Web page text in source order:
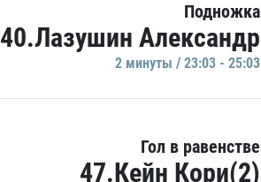
Подножка
40.Лазушин Александр
2 минуты / 23:03 - 25:03
Гол в равенстве
47.Кейн Кори(2)